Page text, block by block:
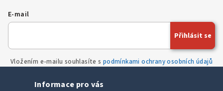
E-mail
Vložením e-mailu souhlasíte s podmínkami ochrany osobních údajů
Přihlásit se
Informace pro vás